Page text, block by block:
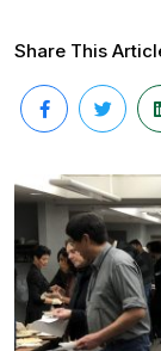
Share This